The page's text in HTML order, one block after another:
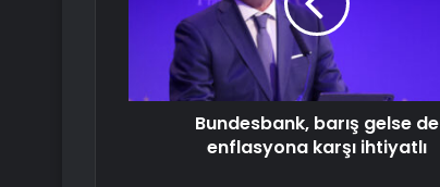
Bundesbank, barış gelse de
enflasyona karşı ihtiyatlı